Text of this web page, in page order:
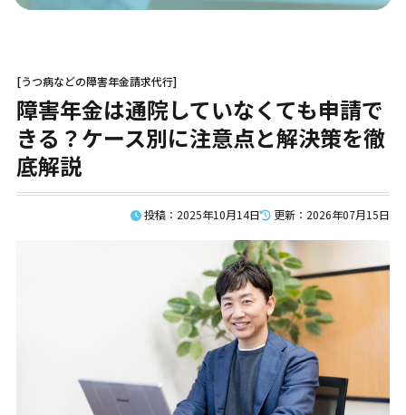
[うつ病などの障害年金請求代行]
障害年金は通院していなくても申請で
きる？ケース別に注意点と解決策を徹
底解説
投稿：2025年10月14日 更新：2026年07月15日
お問い合わせ
はじめての方へ
料金について
お手続きの流れ
30秒で無料診断
よくある質問
障害年金の基礎知識
ADHD・注意欠如多動症
ASD・自閉スペクトラム症
知的障害